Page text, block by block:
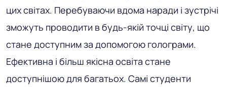
цих світах. Перебуваючи вдома наради і зустрічі
зможуть проводити в будь-якій точці світу, що
стане доступним за допомогою голограми.
Ефективна і більш якісна освіта стане
доступнішою для багатьох. Самі студенти